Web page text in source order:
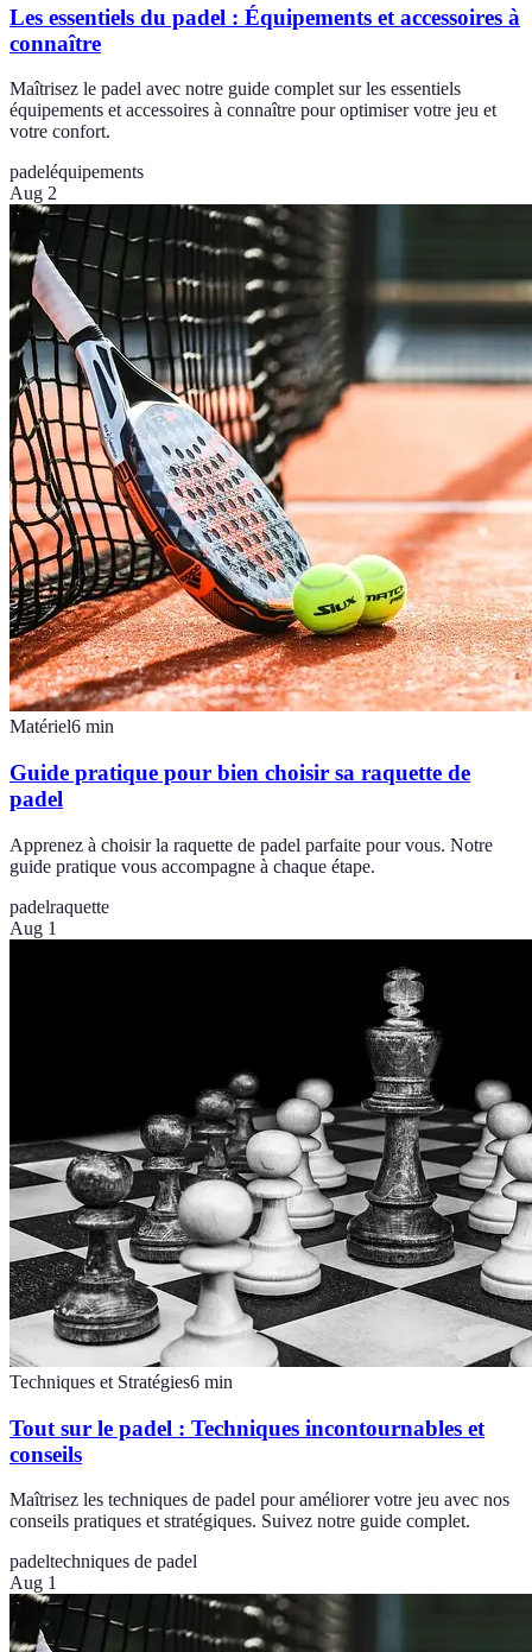
Les essentiels du padel : Équipements et accessoires à
connaître
Maîtrisez le padel avec notre guide complet sur les essentiels
équipements et accessoires à connaître pour optimiser votre jeu et
votre confort.
padeléquipements
Aug 2
Matériel6 min
Guide pratique pour bien choisir sa raquette de
padel
Apprenez à choisir la raquette de padel parfaite pour vous. Notre
guide pratique vous accompagne à chaque étape.
padelraquette
Aug 1
Techniques et Stratégies6 min
Tout sur le padel : Techniques incontournables et
conseils
Maîtrisez les techniques de padel pour améliorer votre jeu avec nos
conseils pratiques et stratégiques. Suivez notre guide complet.
padeltechniques de padel
Aug 1